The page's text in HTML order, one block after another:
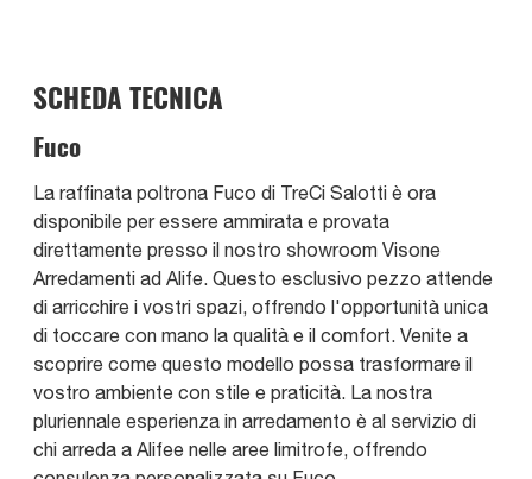
SCHEDA TECNICA
Fuco
La raffinata poltrona Fuco di TreCi Salotti è ora
disponibile per essere ammirata e provata
direttamente presso il nostro showroom Visone
Arredamenti ad Alife. Questo esclusivo pezzo attende
di arricchire i vostri spazi, offrendo l'opportunità unica
di toccare con mano la qualità e il comfort. Venite a
scoprire come questo modello possa trasformare il
vostro ambiente con stile e praticità. La nostra
pluriennale esperienza in arredamento è al servizio di
chi arreda a Alifee nelle aree limitrofe, offrendo